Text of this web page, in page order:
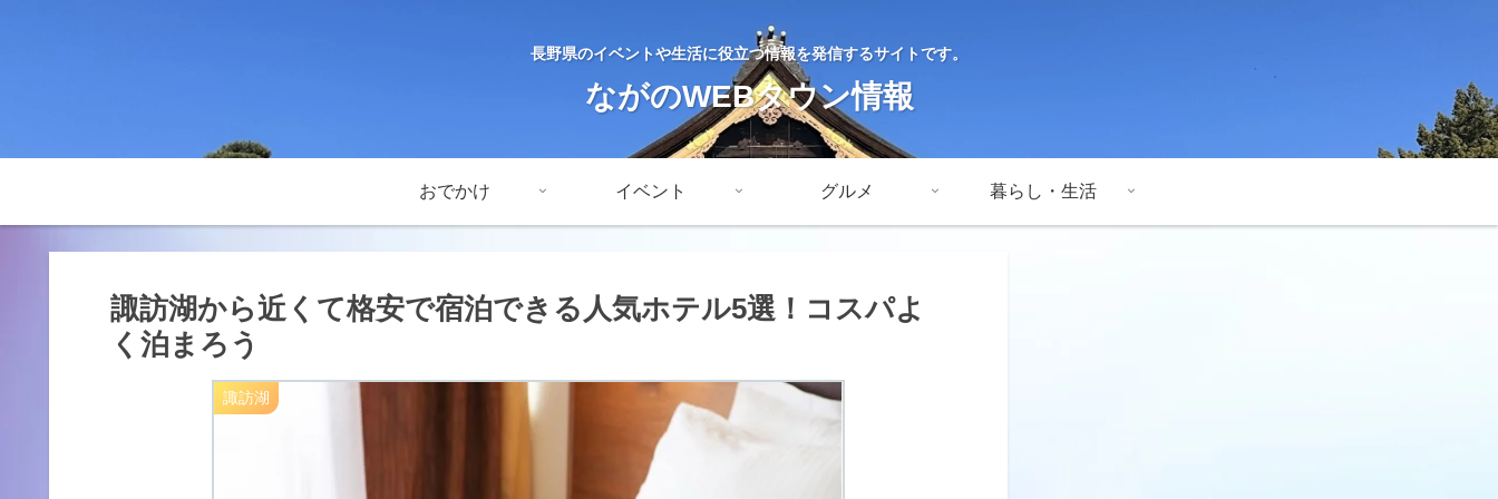
長野県のイベントや生活に役立つ情報を発信するサイトです。
ながのWEBタウン情報
おでかけ イベント グルメ 暮らし・生活
諏訪湖から近くて格安で宿泊できる人気ホテル5選！コスパよ
く泊まろう
諏訪湖